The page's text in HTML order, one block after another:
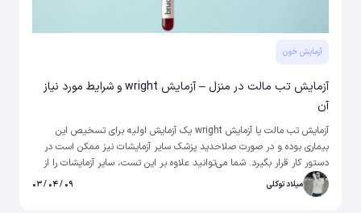
آزمایش خون
آزمایش تب مالت در منزل – آزمایش wright و شرایط مورد نیاز
آن
آزمایش تب مالت یا آزمایش wright یک آزمایش اولیه برای تسخیص این
بیماری بوده و در صورت صلاحدید پزشک سایر آزمایشات نیز ممکن است در
دستور کار قرار بگیرد. شما می‌توانید علاوه بر این تست، سایر آزمایشات را از
بخش آزمایش در منزل "حال" یا همان بخش سلامت در اپلیکیشن آپ ثبت
درخواست کنید و پس از آن منتظر حضور نمونه گیر در منزل برای دریافت
میلاد توکلی ۰۹ / ۰۴ / ۰۳